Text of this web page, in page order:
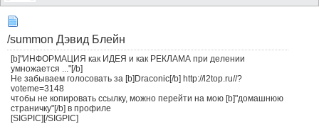
/summon Дэвид Блейн
[b]"ИНФОРМАЦИЯ как ИДЕЯ и как РЕКЛАМА при делении
умножается ..."[/b]
Не забываем голосовать за [b]Draconic[/b] http://l2top.ru//?
voteme=3148
чтобы не копировать ссылку, можно перейти на мою [b]"домашнюю
страничку"[/b] в профиле
[SIGPIC][/SIGPIC]